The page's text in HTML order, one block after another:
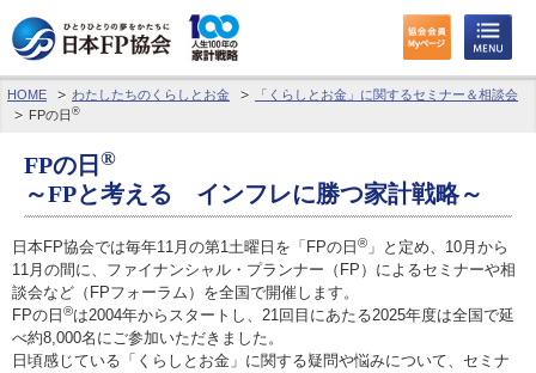
わたしたちのくらしとお金
FPに相談する
FP資格取得を目指す
FP技能検定
個人会員の皆様へ
HOME わたしたちのくらしとお金
「くらしとお金」に関するセミナー＆相談会
FPの日 ®
FPの日 ®
～FPと考える インフレに勝つ家計戦略～
日本FP協会では毎年11月の第1土曜日を「FPの日 ® 」と定め、10月から
11月の間に、ファイナンシャル・プランナー（FP）によるセミナーや相
談会など（FPフォーラム）を全国で開催します。
FPの日 ®は2004年からスタートし、21回目にあたる2025年度は全国で延
べ約8,000名にご参加いただきました。
日頃感じている「くらしとお金」に関する疑問や悩みについて、セミナ